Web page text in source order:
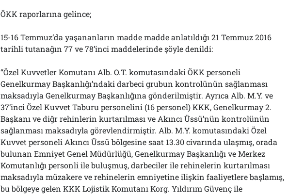
ÖKK raporlarına gelince;
15-16 Temmuz’da yaşananların madde madde anlatıldığı 21 Temmuz 2016
tarihli tutanağın 77 ve 78’inci maddelerinde şöyle denildi:
“Özel Kuvvetler Komutanı Alb. O.T. komutasındaki ÖKK personeli
Genelkurmay Başkanlığı’ndaki darbeci grubun kontrolünün sağlanması
maksadıyla Genelkurmay Başkanlığına gönderilmiştir. Ayrıca Alb. M.Y. ve
37’inci Özel Kuvvet Taburu personelini (16 personel) KKK, Genelkurmay 2.
Başkanı ve diğr rehinlerin kurtarılması ve Akıncı Üssü’nün kontrolünün
sağlanması maksadıyla görevlendirmiştir. Alb. M.Y. komutasındaki Özel
Kuvvet personeli Akıncı Üssü bölgesine saat 13.30 civarında ulaşmış, orada
bulunan Emniyet Genel Müdürlüğü, Genelkurmay Başkanlığı ve Merkez
Komutanlığı personli ile buluşmuş, darbeciler ile rehinelerin kurtarılması
maksadıyla müzakere ve rehinelerin emniyetine ilişkin faaliyetlere başlamış,
bu bölgeye gelen KKK Lojistik Komutanı Korg. Yıldırım Güvenç ile